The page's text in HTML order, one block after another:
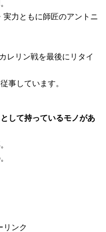
力ともに師匠のアントニ
レリン戦を最後にリタイ
事しています。
して持っているモノがあ
リンク